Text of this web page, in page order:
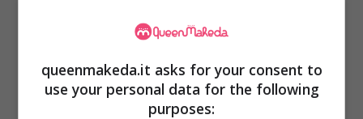
queenmakeda.it asks for your consent to
use your personal data for the following
purposes: